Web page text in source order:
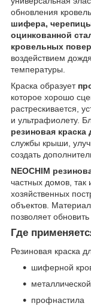
обновления
шифера,
оцинкованной
кровельных
воздействием
температуры.
Краска образует
которое хорошо
растрескивается,
и ультрафиолету.
резиновая краска
службы крыши,
создать
NEOCHIM
частных домов, так
хозяйственных
объектов.
позволяет
Где
Резиновая краска
шиферной
профнастила